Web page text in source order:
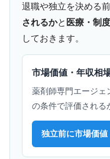
退職や独立を決める前
されるかと 医療・制
しておきます。
市場価値・年収相
薬剤師専門エージェ
の条件で評価される
独立前に市場価